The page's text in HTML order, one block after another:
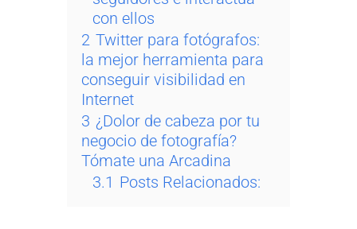
con ellos
2 Twitter para fotógrafos:
la mejor herramienta para
conseguir visibilidad en
Internet
3 ¿Dolor de cabeza por tu
negocio de fotografía?
Tómate una Arcadina
3.1 Posts Relacionados: